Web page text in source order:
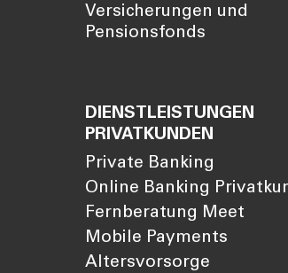
Versicherungen und
Pensionsfonds
DIENSTLEISTUNGEN
PRIVATKUNDEN
Private Banking
Online Banking
Fernberatung Meet
Mobile Payments
Altersvorsorge